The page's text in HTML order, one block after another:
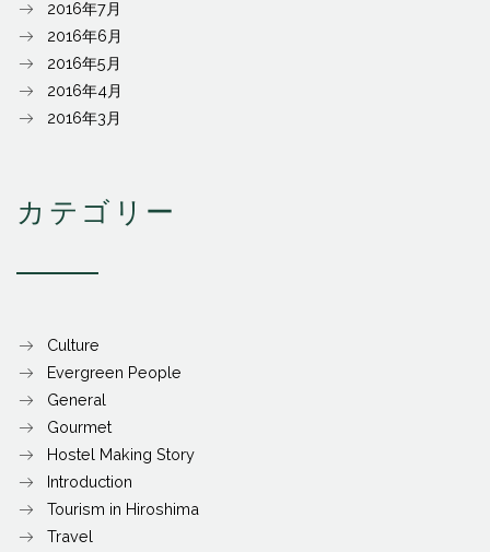
2016年7月
2016年6月
2016年5月
2016年4月
2016年3月
カテゴリー
Culture
Evergreen People
General
Gourmet
Hostel Making Story
Introduction
Tourism in Hiroshima
Travel